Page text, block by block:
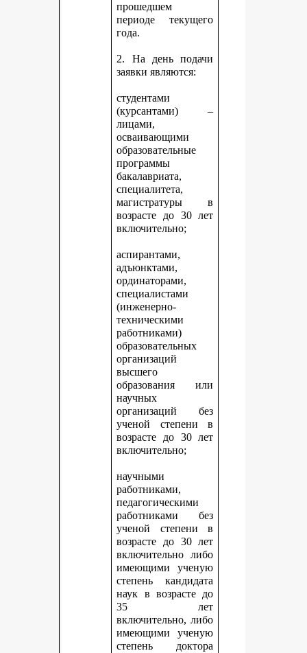
прошедшем
периоде текущего
года.
2. На день подачи
заявки являются:
студентами
(курсантами) –
лицами,
осваивающими
образовательные
программы
бакалавриата,
специалитета,
магистратуры в
возрасте до 30 лет
включительно;
аспирантами,
адъюнктами,
ординаторами,
специалистами
(инженерно-
техническими
работниками)
образовательных
организаций
высшего
образования или
научных
организаций без
ученой степени в
возрасте до 30 лет
включительно;
научными
работниками,
педагогическими
работниками без
ученой степени в
возрасте до 30 лет
включительно либо
имеющими ученую
степень кандидата
наук в возрасте до
35 лет
включительно, либо
имеющими ученую
степень доктора